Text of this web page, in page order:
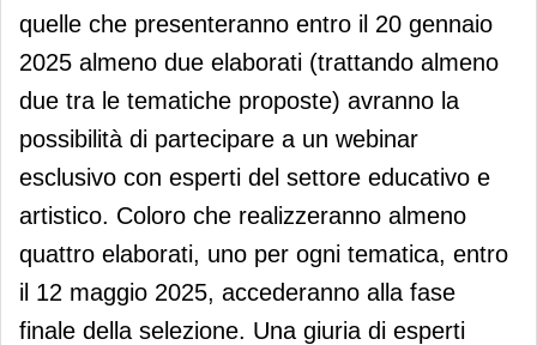
quelle che presenteranno entro il 20 gennaio
2025 almeno due elaborati (trattando almeno
due tra le tematiche proposte) avranno la
possibilità di partecipare a un webinar
esclusivo con esperti del settore educativo e
artistico. Coloro che realizzeranno almeno
quattro elaborati, uno per ogni tematica, entro
il 12 maggio 2025, accederanno alla fase
finale della selezione. Una giuria di esperti